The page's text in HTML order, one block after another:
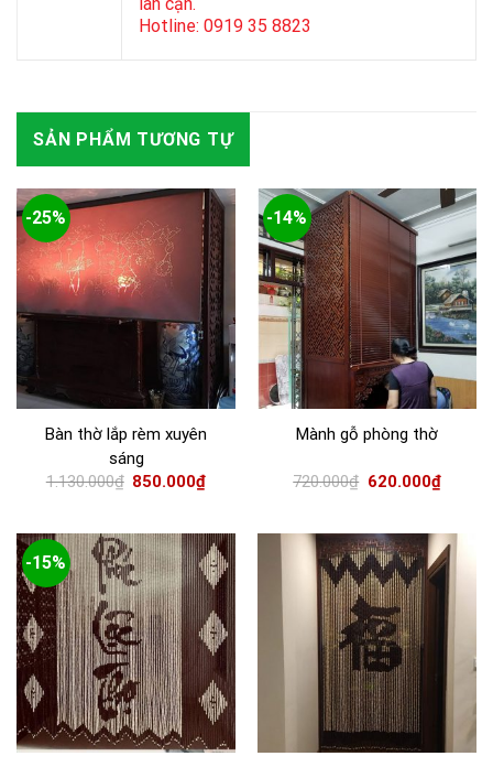
Hotline: 0919 35 8823
SẢN PHẨM TƯƠNG TỰ
-25%
Bàn thờ lắp rèm xuyên
sáng
1.130.000₫ 850.000₫
-14%
Mành gỗ phòng thờ
720.000₫ 620.000₫
-15%